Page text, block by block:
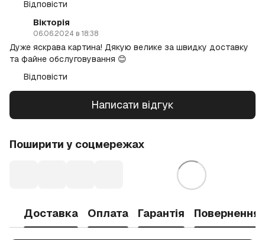
Відповісти
Вікторія
06.06.2024 в 18:38
Дуже яскрава картина! Дякую велике за швидку доставку
та файне обслуговування 😊
Відповісти
Написати відгук
Поширити у соцмережах
Доставка Оплата Гарантія Повернення